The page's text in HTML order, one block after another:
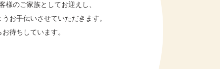
様のご家族としてお迎えし、
うお手伝いさせていただきます。
待ちしています。